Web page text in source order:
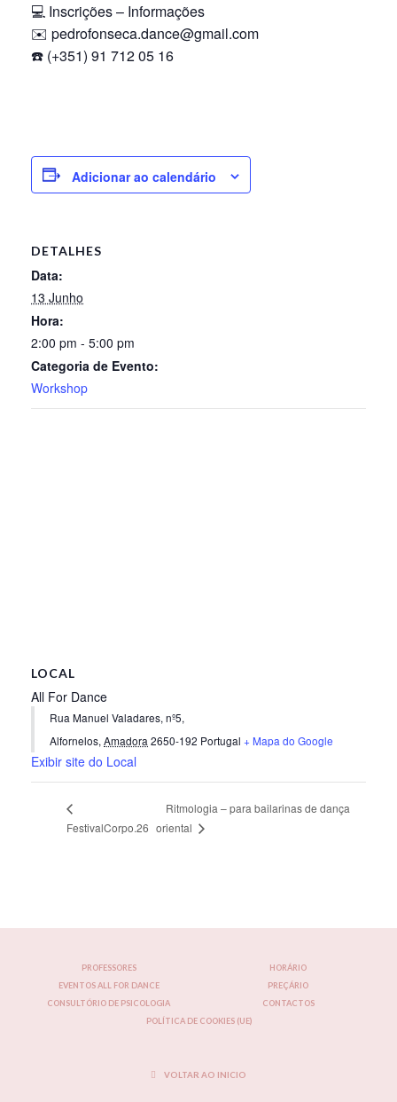
💻 Inscrições – Informações
✉️ pedrofonseca.dance@gmail.com
☎️ (+351) 91 712 05 16
Adicionar ao calendário
DETALHES
Data:
13 Junho
Hora:
2:00 pm - 5:00 pm
Categoria de Evento:
Workshop
LOCAL
All For Dance
Rua Manuel Valadares, nº5,
Alfornelos, Amadora 2650-192 Portugal + Mapa do Google
Exibir site do Local
FestivalCorpo.26
Ritmologia – para bailarinas de dança
oriental
PROFESSORES
HORÁRIO
EVENTOS ALL FOR DANCE
PREÇÁRIO
CONSULTÓRIO DE PSICOLOGIA
CONTACTOS
POLÍTICA DE COOKIES (UE)
VOLTAR AO INICIO